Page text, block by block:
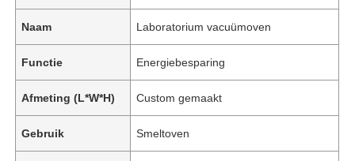
Naam Laboratorium vacuümoven
Functie Energiebesparing
Afmeting (L*W*H) Custom gemaakt
Gebruik Smeltoven